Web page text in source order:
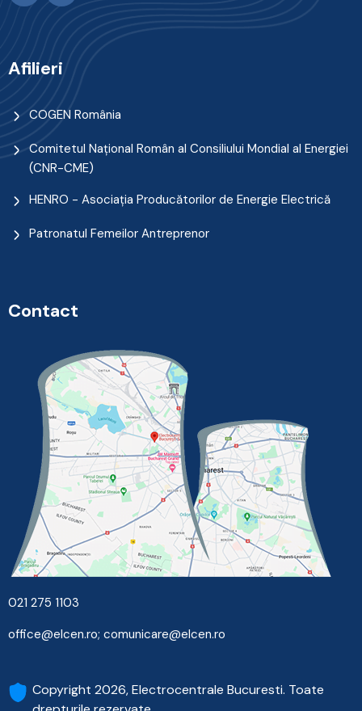
Afilieri
COGEN România
Comitetul Naţional Român al Consiliului Mondial al Energiei
(CNR-CME)
HENRO - Asociația Producătorilor de Energie Electrică
Patronatul Femeilor Antreprenor
Contact
021 275 1103
office@elcen.ro; comunicare@elcen.ro
Copyright 2026, Electrocentrale Bucuresti. Toate